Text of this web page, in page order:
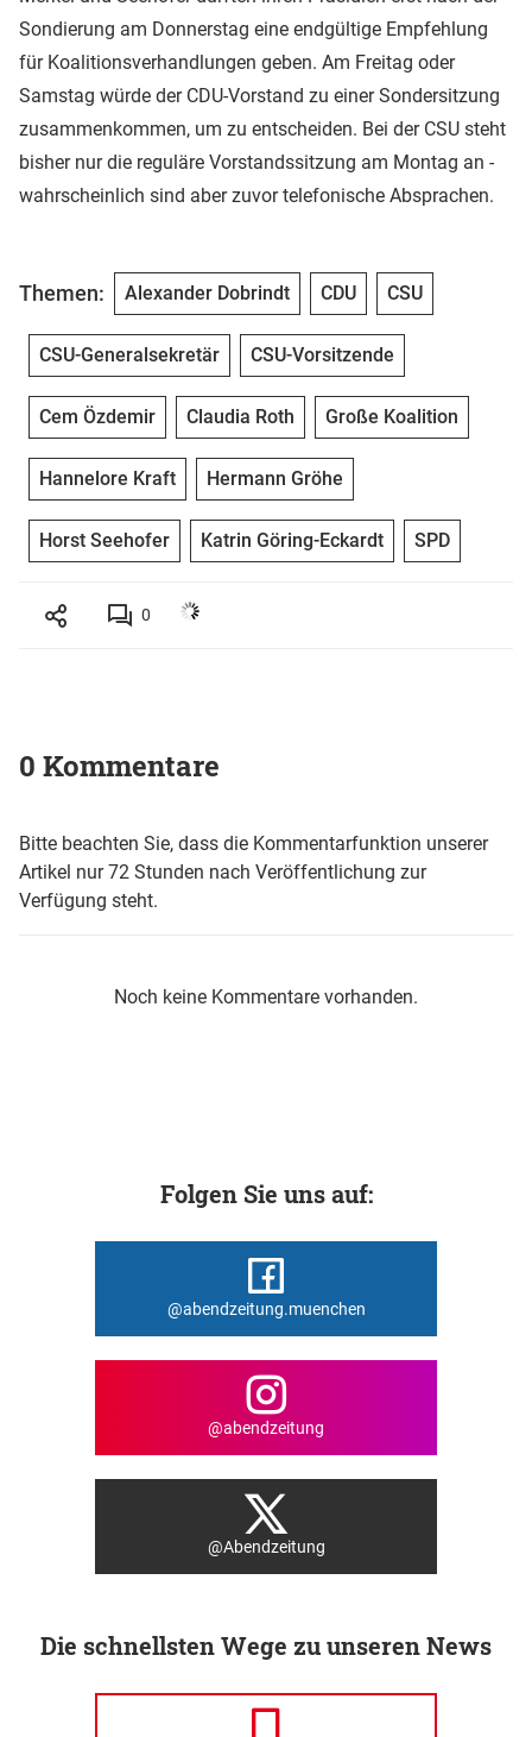
Sondierung am Donnerstag eine endgültige Empfehlung
für Koalitionsverhandlungen geben. Am Freitag oder
Samstag würde der CDU-Vorstand zu einer Sondersitzung
zusammenkommen, um zu entscheiden. Bei der CSU steht
bisher nur die reguläre Vorstandssitzung am Montag an -
wahrscheinlich sind aber zuvor telefonische Absprachen.
Themen: Alexander Dobrindt CDU CSU
CSU-Generalsekretär CSU-Vorsitzende
Cem Özdemir Claudia Roth Große Koalition
Hannelore Kraft Hermann Gröhe
Horst Seehofer Katrin Göring-Eckardt SPD
0
0 Kommentare
Bitte beachten Sie, dass die Kommentarfunktion unserer
Artikel nur 72 Stunden nach Veröffentlichung zur
Verfügung steht.
Noch keine Kommentare vorhanden.
Folgen Sie uns auf:
@abendzeitung.muenchen
@abendzeitung
@Abendzeitung
Die schnellsten Wege zu unseren News